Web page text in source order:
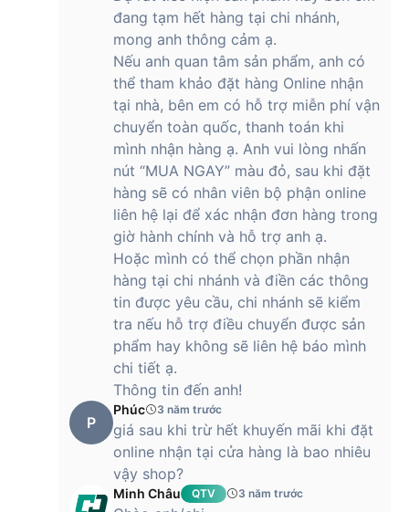
đang tạm hết hàng tại chi nhánh,
mong anh thông cảm ạ.
Nếu anh quan tâm sản phẩm, anh có
thể tham khảo đặt hàng Online nhận
tại nhà, bên em có hỗ trợ miễn phí vận
chuyển toàn quốc, thanh toán khi
mình nhận hàng ạ. Anh vui lòng nhấn
nút “MUA NGAY” màu đỏ, sau khi đặt
hàng sẽ có nhân viên bộ phận online
liên hệ lại để xác nhận đơn hàng trong
giờ hành chính và hỗ trợ anh ạ.
Hoặc mình có thể chọn phần nhận
hàng tại chi nhánh và điền các thông
tin được yêu cầu, chi nhánh sẽ kiểm
tra nếu hỗ trợ điều chuyển được sản
phẩm hay không sẽ liên hệ báo mình
chi tiết ạ.
Thông tin đến anh!
P
Phúc 3 năm trước
giá sau khi trừ hết khuyến mãi khi đặt
online nhận tại cửa hàng là bao nhiêu
vậy shop?
Minh Châu QTV 3 năm trước